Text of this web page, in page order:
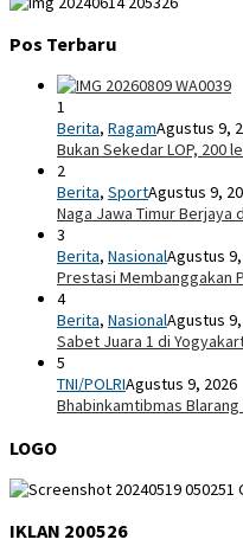
Pos Terbaru
1
Berita, RagamAgustus 9,
Bukan Sekedar LOP, 200
2
Berita, SportAgustus 9,
Naga Jawa Timur
3
Berita, NasionalAgustus
Prestasi Membanggakan
4
Berita, NasionalAgustus
Sabet Juara 1 di
5
TNI/POLRIAgustus 9, 2026
Bhabinkamtibmas
LOGO
IKLAN 200526